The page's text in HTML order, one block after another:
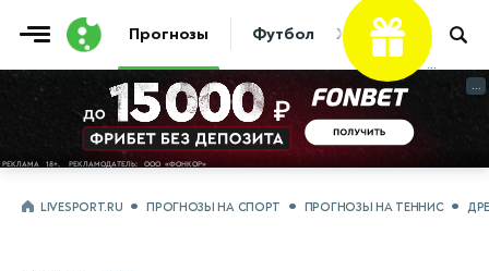
Прогнозы Футбол Хоккей Теннис
...
...
LIVESPORT.RU ПРОГНОЗЫ НА СПОРТ ПРОГНОЗЫ НА ТЕННИС